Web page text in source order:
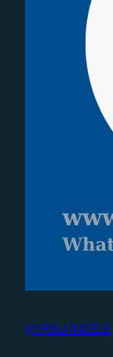
KURSU İNCELE